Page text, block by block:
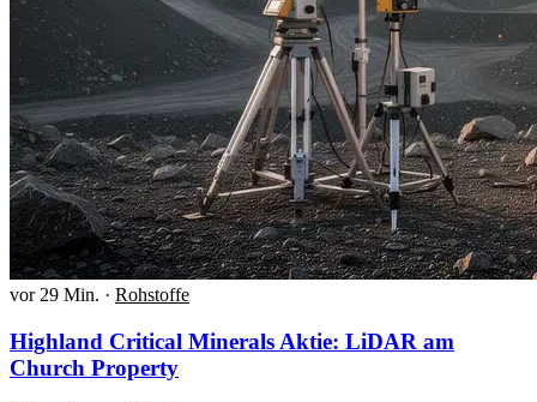
vor 29 Min. · Rohstoffe
Highland Critical Minerals Aktie: LiDAR am
Church Property